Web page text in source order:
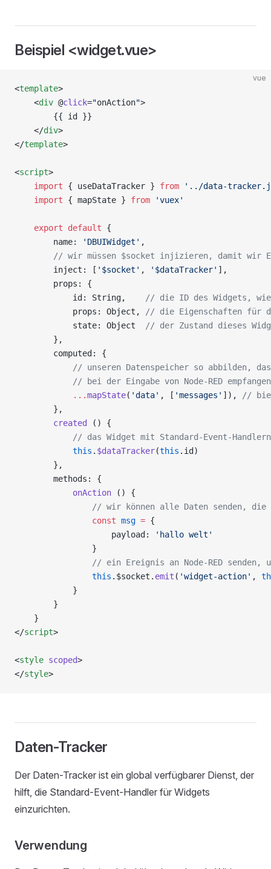
Beispiel <widget.vue>
vue
<template>
    <
div @click="onAction">
        {{ id }}
    </
div>
</template>
<script>
    import
{ useDataTracker } from '../data-
    import
{ mapState } from 'vuex'
    export
default {
        name:
'DBUIWidget' ,
// wir müssen $socket injizieren, damit wir
        inject: [
'$socket' , '$dataTracker' ],
        props: {
            id: String,
// die ID des Widgets, wie
            props: Object,
// die Eigenschaften für
            state: Object
// der Zustand dieses
        },
        computed: {
// unseren Datenspeicher so abbilden,
            // bei der Eingabe von Node-RED empfangen
            ...
mapState( 'data' , [ 'messages' ]),
//
        },
        created
() {
// das Widget mit Standard-Event-
            this
. $dataTracker(this .id)
        },
        methods: {
            onAction
() {
// wir können alle Daten senden,
                const
msg = {
                    payload:
'hallo welt'
                }
// ein Ereignis an Node-RED senden,
                this
.$socket. emit ( 'widget-action' ,
            }
        }
    }
</script>
<style scoped>
</style>
Daten-Tracker
Der Daten-Tracker ist ein global verfügbarer Dienst, der
hilft, die Standard-Event-Handler für Widgets
einzurichten.
Verwendung